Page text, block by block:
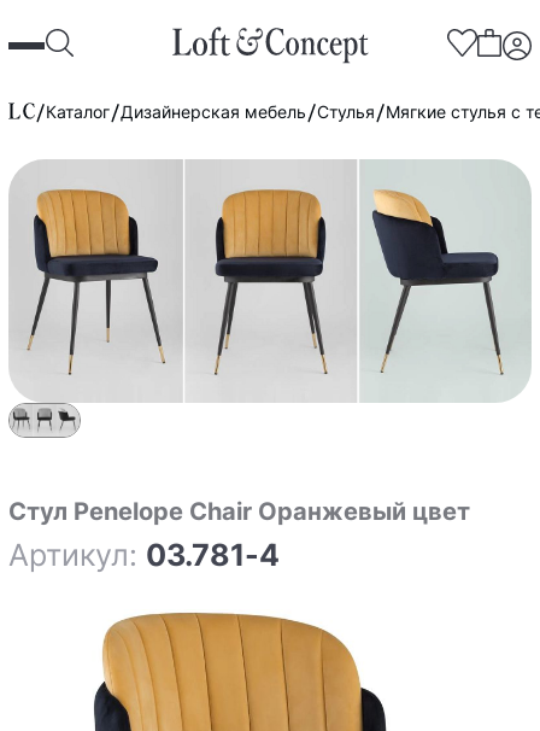
Каталог Дизайнерская мебель Стулья Мягкие стулья с
Стул Penelope Chair Оранжевый цвет
Артикул: 03.781-4